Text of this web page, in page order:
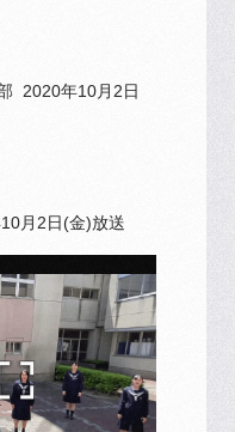
2020年10月2日
月2日(金)放送